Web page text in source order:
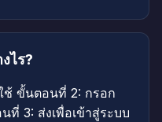
ไร?
ช้ ขั้นตอนที่ 2: กรอก
3: ส่งเพื่อเข้าสู่ระบบ